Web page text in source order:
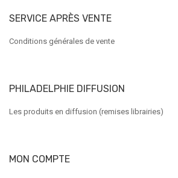
SERVICE APRÈS VENTE
Conditions générales de vente
PHILADELPHIE DIFFUSION
Les produits en diffusion (remises librairies)
MON COMPTE